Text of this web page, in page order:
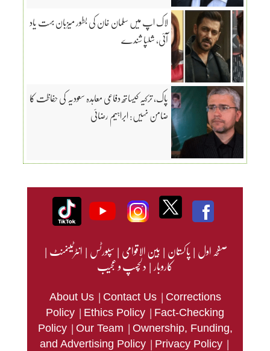
لاک اپ میں سلمان خان کی بطور میزبان بہت یاد
آئی، شلپا شندے
پاک، ترکیہ کیساتھ دفاعی معاہدہ سعودیہ کی حفاظت کا
ضامن نہیں: ابراہیم رضائی
صفحہ اول|پاکستان|بین الاقوامی|سپورٹس|انٹرٹینمنٹ|
کاروبار|دلچسپ و عجیب
About Us | Contact Us | Corrections
Policy | Ethics Policy | Fact-Checking
Policy | Our Team | Ownership, Funding,
and Advertising Policy | Privacy Policy |